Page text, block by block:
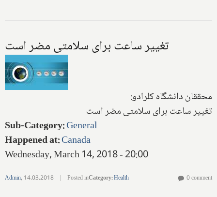
تغییر ساعت برای سلامتی مضر است
محققان دانشگاه کلرادو:
تغییر ساعت برای سلامتی مضر است
Sub-Category:General
Happened at:Canada
Wednesday, March 14, 2018 - 20:00
Admin, 14.03.2018 | Posted inCategory:Health 0 comment